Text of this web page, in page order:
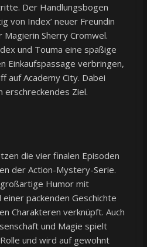
Der Handlungsbogen
von Index’ neuer Freundin
Magierin Sherry Cromwel.
und Touma eine spaßige
Einkaufspassage verbringen,
auf Academy City. Dabei
Ziel.
die vier finalen Episoden
der Action-Mystery-Serie.
Humor mit
packenden Geschichte
Charakteren verknüpft. Auch
und Magie spielt
und wird auf gewohnt